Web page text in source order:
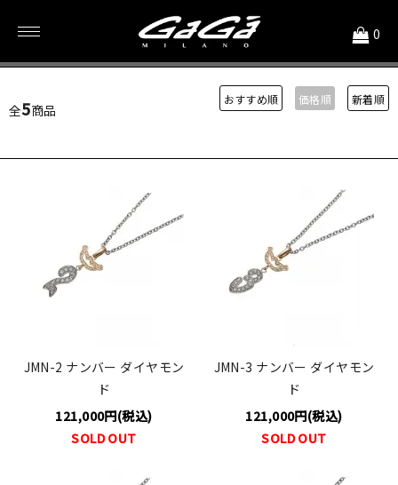
0
100,001円～
全5商品
おすすめ順 価格順 新着順
JMN-2 ナンバー ダイヤモン
ド
121,000円(税込)
SOLD OUT
JMN-3 ナンバー ダイヤモン
ド
121,000円(税込)
SOLD OUT